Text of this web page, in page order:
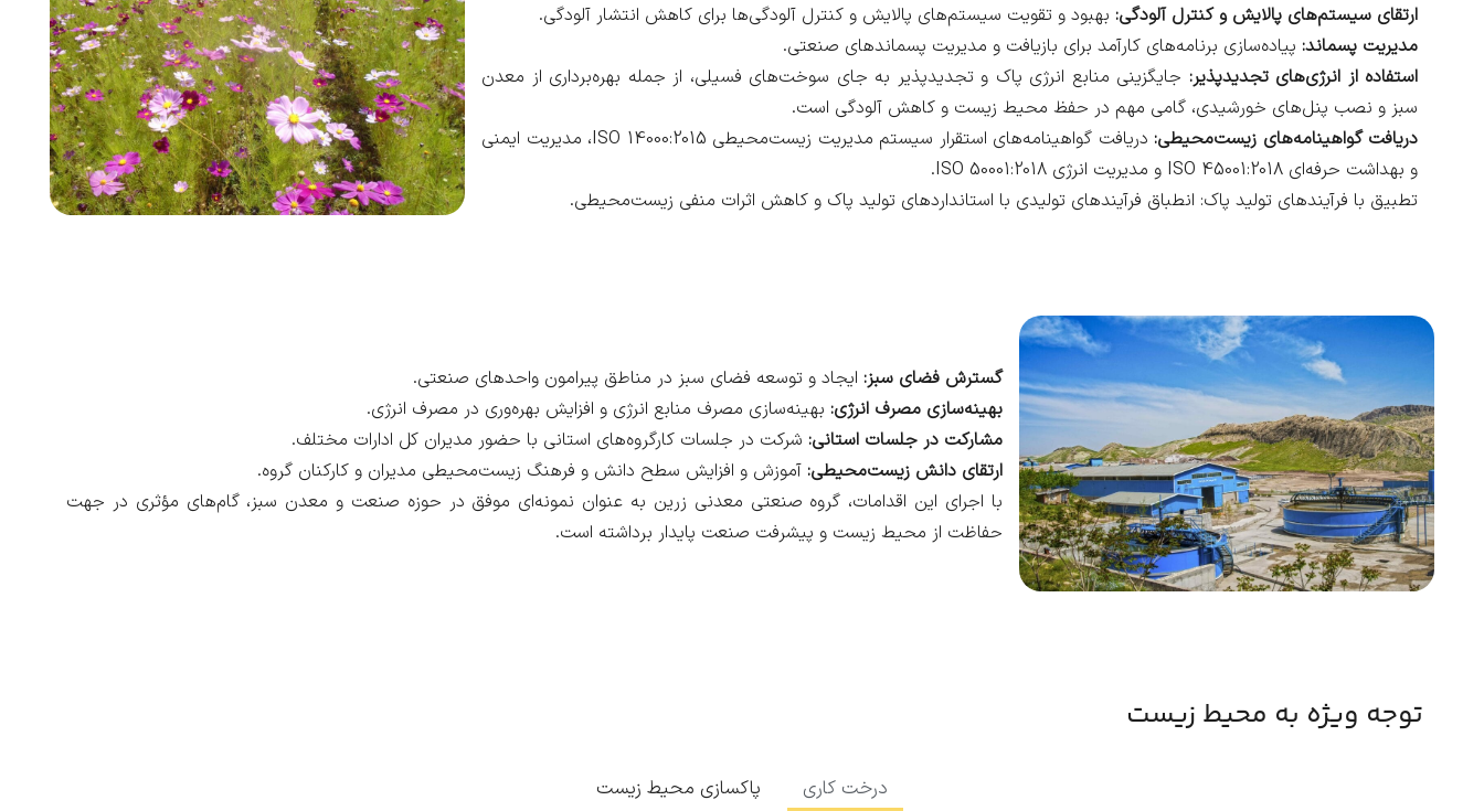
ارتقای سیستم‌های پالایش و کنترل آلودگی: بهبود و تقویت سیستم‌های پالایش و کنترل آلودگی‌ها برای کاهش انتشار آلودگی.
مدیریت پسماند: پیاده‌سازی برنامه‌های کارآمد برای بازیافت و مدیریت پسماندهای صنعتی.
استفاده از انرژی‌های تجدیدپذیر: جایگزینی منابع انرژی پاک و تجدیدپذیر به جای سوخت‌های فسیلی، از جمله بهره‌برداری از معدن
سبز و نصب پنل‌های خورشیدی، گامی مهم در حفظ محیط زیست و کاهش آلودگی است.
دریافت گواهینامه‌های زیست‌محیطی:
دریافت گواهینامه‌های استقرار سیستم مدیریت زیست‌محیطی ISO 14000:2015، مدیریت ایمنی
و بهداشت حرفه‌ای ISO 45001:2018 و مدیریت انرژی ISO 50001:2018.
تطبیق با فرآیندهای تولید پاک: انطباق فرآیندهای تولیدی با استانداردهای تولید پاک و کاهش اثرات منفی زیست‌محیطی.
گسترش فضای سبز: ایجاد و توسعه فضای سبز در مناطق پیرامون واحدهای صنعتی.
بهینه‌سازی مصرف انرژی: بهینه‌سازی مصرف منابع انرژی و افزایش بهره‌وری در مصرف انرژی.
مشارکت در جلسات استانی: شرکت در جلسات کارگروه‌های استانی با حضور مدیران کل ادارات مختلف.
ارتقای دانش زیست‌محیطی: آموزش و افزایش سطح دانش و فرهنگ زیست‌محیطی مدیران و کارکنان گروه.
با اجرای این اقدامات، گروه صنعتی معدنی زرین به عنوان نمونه‌ای موفق در حوزه صنعت و معدن سبز، گام‌های مؤثری در جهت
حفاظت از محیط زیست و پیشرفت صنعت پایدار برداشته است.
توجه ویژه به محیط زیست
درخت کاری پاکسازی محیط زیست